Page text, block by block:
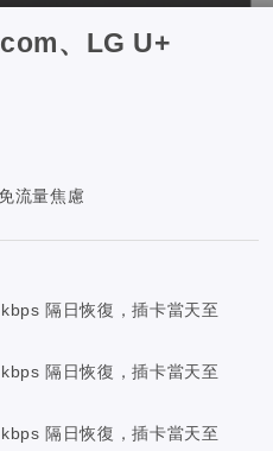
、LG U+
流量焦慮
隔日恢復，插卡當天至
隔日恢復，插卡當天至
隔日恢復，插卡當天至